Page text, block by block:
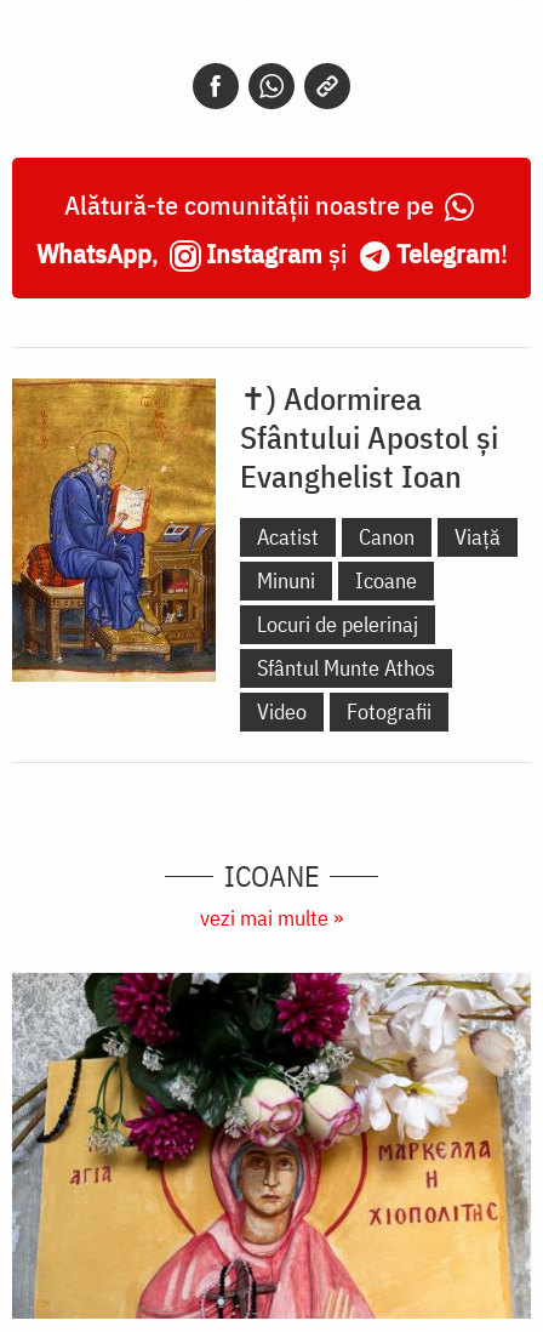
Alătură-te comunității noastre pe
WhatsApp, Instagram și Telegram!
✝) Adormirea
Sfântului Apostol și
Evanghelist Ioan
Acatist Canon
Viață
Minuni
Icoane
Locuri de pelerinaj
Sfântul Munte Athos
Video
Fotografii
ICOANE
vezi mai multe »